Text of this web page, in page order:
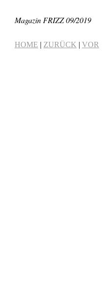
Magazin FRIZZ 09/2019
HOME | ZURÜCK | VOR